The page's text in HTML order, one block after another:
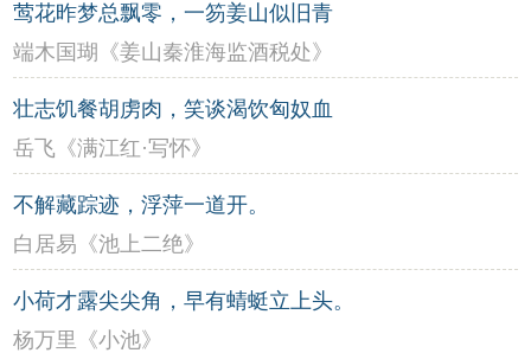
莺花昨梦总飘零，一笏姜山似旧青
端木国瑚《姜山秦淮海监酒税处》
壮志饥餐胡虏肉，笑谈渴饮匈奴血
岳飞《满江红·写怀》
不解藏踪迹，浮萍一道开。
白居易《池上二绝》
小荷才露尖尖角，早有蜻蜓立上头。
杨万里《小池》